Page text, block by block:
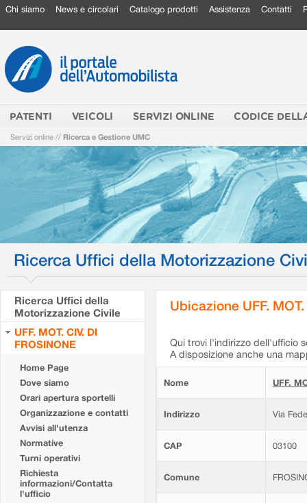
Chi siamo News e circolari Catalogo prodotti Assistenza Contatti
PATENTI VEICOLI SERVIZI ONLINE CODICE
Servizi online // Ricerca e Gestione UMC
Ricerca Uffici della Motorizzazione
Ricerca Uffici della
Motorizzazione Civile
UFF. MOT. CIV. DI
FROSINONE
Home Page
Dove siamo
Orari apertura sportelli
Organizzazione e contatti
Avvisi all'utenza
Normative
Turni operativi
Richiesta
informazioni/Contatta
l'ufficio
Ubicazione UFF.
Qui trovi l'indirizzo dell'ufficio
A disposizione anche una
Nome UFF.
Indirizzo Via
CAP 03100
Comune